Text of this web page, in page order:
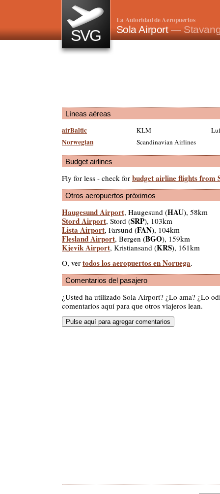
SVG
La Autoridad de Aeropuertos
Sola Airport—
Líneas aéreas
airBaltic KLM
Norwegian Scandinavian Airlines
Budget airlines
Fly for less - check for budget airline flights from
Otros aeropuertos próximos
Haugesund Airport, Haugesund (HAU), 58km
Stord Airport, Stord (SRP), 103km
Lista Airport, Farsund (FAN), 104km
Flesland Airport, Bergen (BGO), 159km
Kjevik Airport, Kristiansand (KRS), 161km
O, ver todos los aeropuertos en Noruega.
Comentarios del pasajero
¿Usted ha utilizado Sola Airport? ¿Lo ama? ¿Lo
comentarios aquí para que otros viajeros lean.